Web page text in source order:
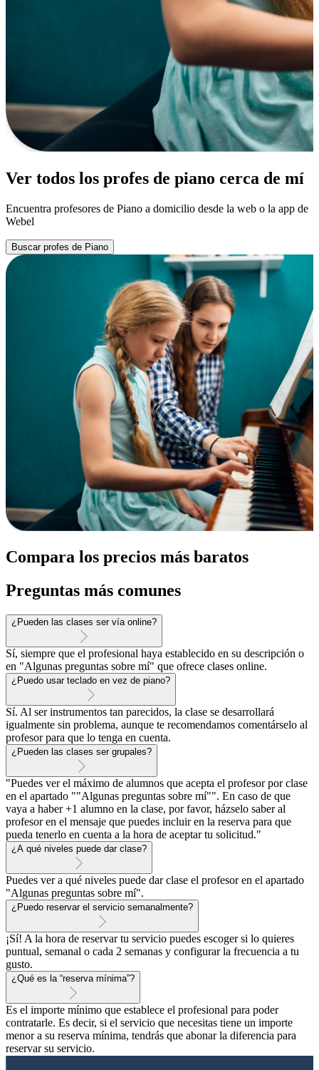
Ver todos los profes de piano cerca de mí
Encuentra profesores de Piano a domicilio desde la web o la app de
Webel
Buscar profes de Piano
Compara los precios más baratos
Preguntas más comunes
¿Pueden las clases ser vía online?
Sí, siempre que el profesional haya establecido en su descripción o
en "Algunas preguntas sobre mí" que ofrece clases online.
¿Puedo usar teclado en vez de piano?
Sí. Al ser instrumentos tan parecidos, la clase se desarrollará
igualmente sin problema, aunque te recomendamos comentárselo al
profesor para que lo tenga en cuenta.
¿Pueden las clases ser grupales?
"Puedes ver el máximo de alumnos que acepta el profesor por clase
en el apartado ""Algunas preguntas sobre mí"". En caso de que
vaya a haber +1 alumno en la clase, por favor, házselo saber al
profesor en el mensaje que puedes incluir en la reserva para que
pueda tenerlo en cuenta a la hora de aceptar tu solicitud."
¿A qué niveles puede dar clase?
Puedes ver a qué niveles puede dar clase el profesor en el apartado
"Algunas preguntas sobre mí".
¿Puedo reservar el servicio semanalmente?
¡Sí! A la hora de reservar tu servicio puedes escoger si lo quieres
puntual, semanal o cada 2 semanas y configurar la frecuencia a tu
gusto.
¿Qué es la “reserva mínima”?
Es el importe mínimo que establece el profesional para poder
contratarle. Es decir, si el servicio que necesitas tiene un importe
menor a su reserva mínima, tendrás que abonar la diferencia para
reservar su servicio.